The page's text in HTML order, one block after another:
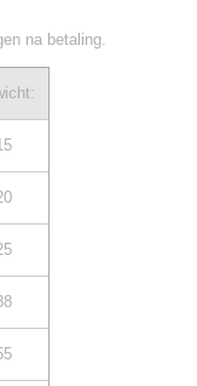
na betaling.